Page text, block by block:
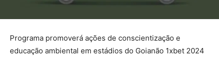
Programa promoverá ações de conscientização e
educação ambiental em estádios do Goianão 1xbet 2024